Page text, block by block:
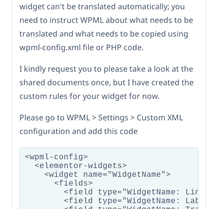
widget can't be translated automatically; you
need to instruct WPML about what needs to be
translated and what needs to be copied using
wpml-config.xml file or PHP code.
I kindly request you to please take a look at the
shared documents once, but I have created the
custom rules for your widget for now.
Please go to WPML > Settings > Custom XML
configuration and add this code
<wpml-config>
  <elementor-widgets>
    <widget name="WidgetName">
      <fields>
<field type="WidgetName: Link"
<field type="WidgetName: